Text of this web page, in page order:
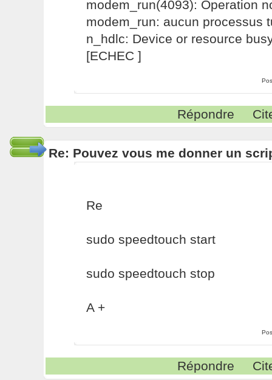
modem_run(4093): Operation
modem_run: aucun processus
n_hdlc: Device or resource
[ECHEC ]
Répondre
Re: Pouvez vous me donner un
Re
sudo speedtouch start
sudo speedtouch stop
A +
Répondre